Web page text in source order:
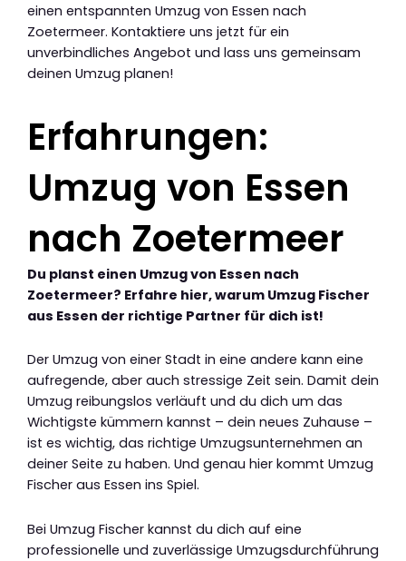
einen entspannten Umzug von Essen nach
Zoetermeer. Kontaktiere uns jetzt für ein
unverbindliches Angebot und lass uns gemeinsam
deinen Umzug planen!
Erfahrungen:
Umzug von Essen
nach Zoetermeer
Du planst einen Umzug von Essen nach
Zoetermeer? Erfahre hier, warum Umzug Fischer
aus Essen der richtige Partner für dich ist!
Der Umzug von einer Stadt in eine andere kann eine
aufregende, aber auch stressige Zeit sein. Damit dein
Umzug reibungslos verläuft und du dich um das
Wichtigste kümmern kannst – dein neues Zuhause –
ist es wichtig, das richtige Umzugsunternehmen an
deiner Seite zu haben. Und genau hier kommt Umzug
Fischer aus Essen ins Spiel.
Bei Umzug Fischer kannst du dich auf eine
professionelle und zuverlässige Umzugsdurchführung